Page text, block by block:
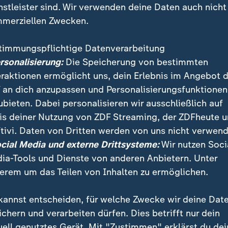
hat auf der Hauptversammlung des Konzerns
bei den Aktionären ist massiv“, so
sind. Wir verwenden deine Daten auch nicht
Zwecken.
Datenverarbeitung
Die Speicherung von bestimmten
ermöglicht uns, dein Erlebnis im Angebot
an dich anzupassen und Personalisierungsfunktionen
Dabei personalisieren wir ausschließlich auf
deiner Nutzung von ZDF Streaming, der ZDFheute
Daten von Dritten werden von uns nicht
Media und externe Drittsysteme:Wir nutzen
Tools und Dienste von anderen Anbietern. Unter
um das Teilen von Inhalten zu ermöglichen.
entscheiden, für welche Zwecke wir deine
und verarbeiten dürfen. Dies betrifft nur dein